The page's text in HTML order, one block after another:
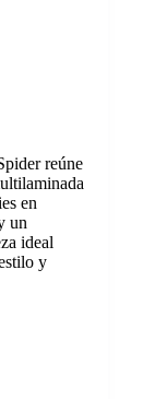
reúne
en
un
ideal
y